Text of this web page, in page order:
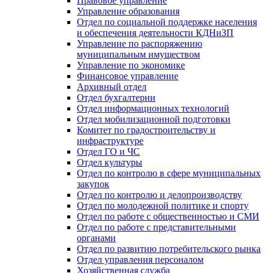
Управление образования
Отдел по социальной поддержке населения
и обеспечения деятельности КДНиЗП
Управление по распоряжению
муниципальным имуществом
Управление по экономике
Финансовое управление
Архивный отдел
Отдел бухгалтерии
Отдел информационных технологий
Отдел мобилизационной подготовки
Комитет по градостроительству и
инфраструктуре
Отдел ГО и ЧС
Отдел культуры
Отдел по контролю в сфере муниципальных
закупок
Отдел по контролю и делопроизводству
Отдел по молодежной политике и спорту
Отдел по работе с общественностью и СМИ
Отдел по работе с представительными
органами
Отдел по развитию потребительского рынка
Отдел управления персоналом
Хозяйственная служба